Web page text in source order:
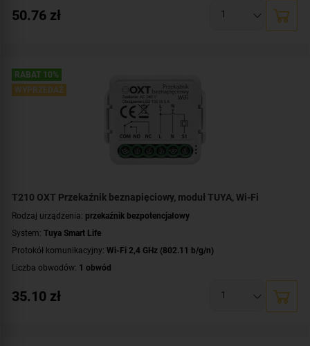
Zasilanie: AC 230 V
50.76 zł
RABAT 10%
T210 OXT Przekaźnik beznapięciowy, moduł TUYA, Wi-Fi
WYPRZEDAŻ
Rodzaj urządzenia: przekaźnik bezpotencjałowy
System: Tuya Smart Life
Protokół komunikacyjny: Wi-Fi 2,4 GHz (802.11 b/g/n)
Liczba obwodów: 1 obwód
Zasilanie: AC 230 V
35.10 zł